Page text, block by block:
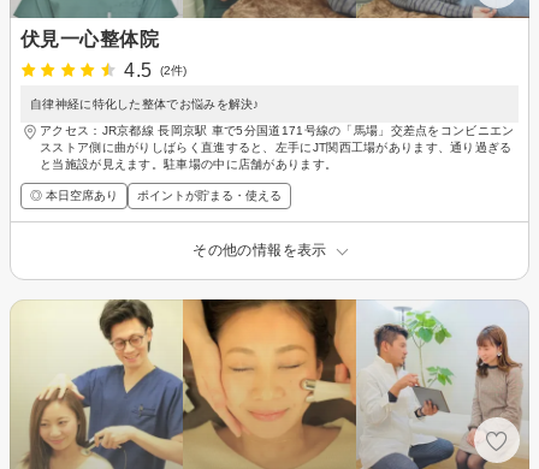
伏見一心整体院
4.5
(2件)
自律神経に特化した整体でお悩みを解決♪
アクセス：JR京都線 長岡京駅 車で5分国道171号線の「馬場」交差点をコンビニエン
スストア側に曲がりしばらく直進すると、左手にJT関西工場があります、通り過ぎる
と当施設が見えます。駐車場の中に店舗があります。
◎ 本日空席あり ポイントが貯まる・使える
その他の情報を表示